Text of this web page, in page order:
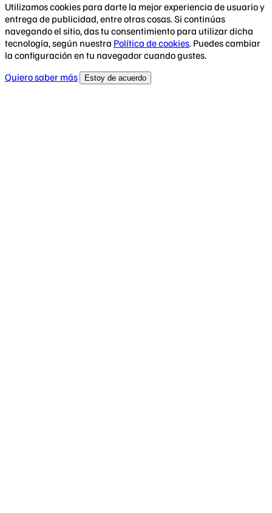
Utilizamos cookies para darte la mejor experiencia de usuario y
entrega de publicidad, entre otras cosas. Si continúas
navegando el sitio, das tu consentimiento para utilizar dicha
tecnología, según nuestra Política de cookies. Puedes cambiar
la configuración en tu navegador cuando gustes.
Quiero saber más
Estoy de acuerdo